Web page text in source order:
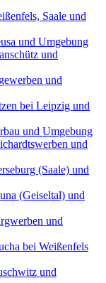
Saale und
und Umgebung
und
und
bei Leipzig und
und Umgebung
und
(Saale) und
(Geiseltal) und
und
bei Weißenfels
und